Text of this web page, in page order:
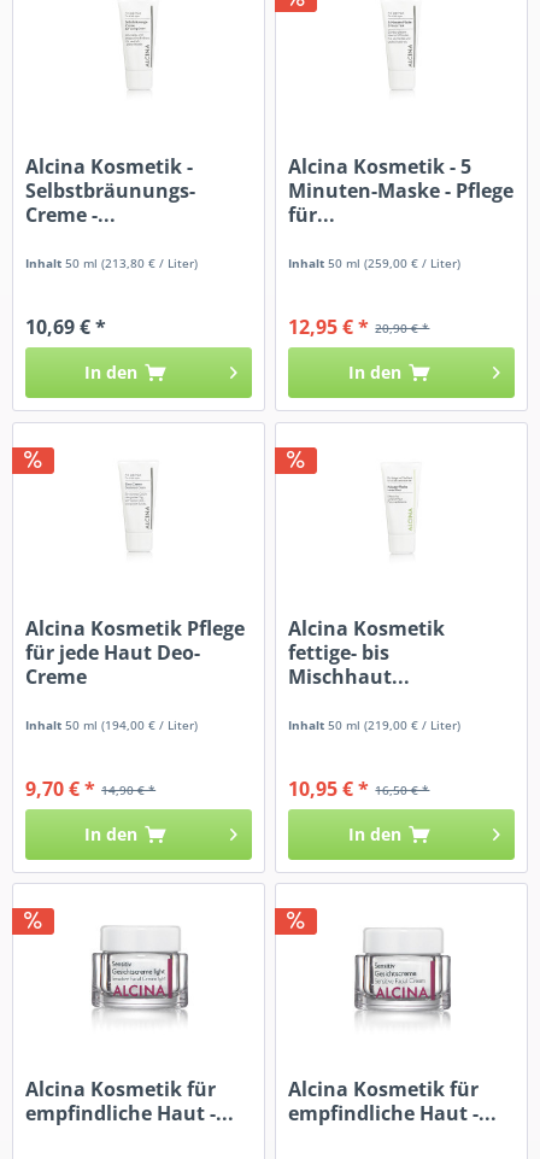
Alcina Kosmetik -
Selbstbräunungs-
Creme -...
Inhalt50 ml(213,80 € / Liter)
10,69 € *
In den
Alcina Kosmetik - 5
Minuten-Maske - Pflege
für...
Inhalt50 ml(259,00 € / Liter)
20,90 € *
12,95 € *
In den
Alcina Kosmetik Pflege
für jede Haut Deo-
Creme
Inhalt50 ml(194,00 € / Liter)
14,90 € *
9,70 € *
In den
Alcina Kosmetik
fettige- bis
Mischhaut...
Inhalt50 ml(219,00 € / Liter)
16,50 € *
10,95 € *
In den
Alcina Kosmetik für
empfindliche Haut -...
Alcina Kosmetik für
empfindliche Haut -...